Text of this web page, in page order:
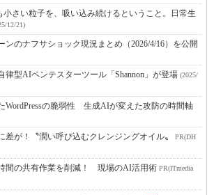
小さい粒子を、吸い込み続けるということ。日常生
12/21)
ンのナフサショック現況まとめ（2026/4/16）を公開
型AIペンテスターツール「Shannon」が登場 (2025/
WordPressの脆弱性 生成AIが変えた攻防の時間軸
差が！〝潤い呼び込むクレンジングオイル〟
PR(DH
間の共有作業を削減！ 現場のAI活用術 PR(ITmedia